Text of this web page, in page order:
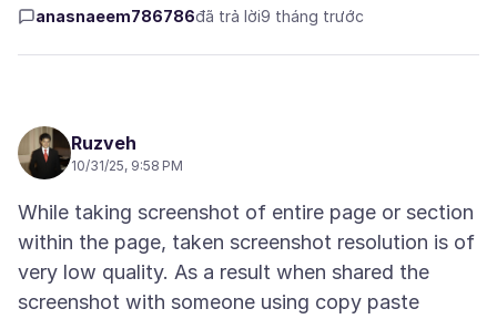
anasnaeem786786đã trả lời9 tháng trước
Ruzveh
10/31/25, 9:58 PM
While taking screenshot of entire page or section
within the page, taken screenshot resolution is of
very low quality. As a result when shared the
screenshot with someone using copy paste